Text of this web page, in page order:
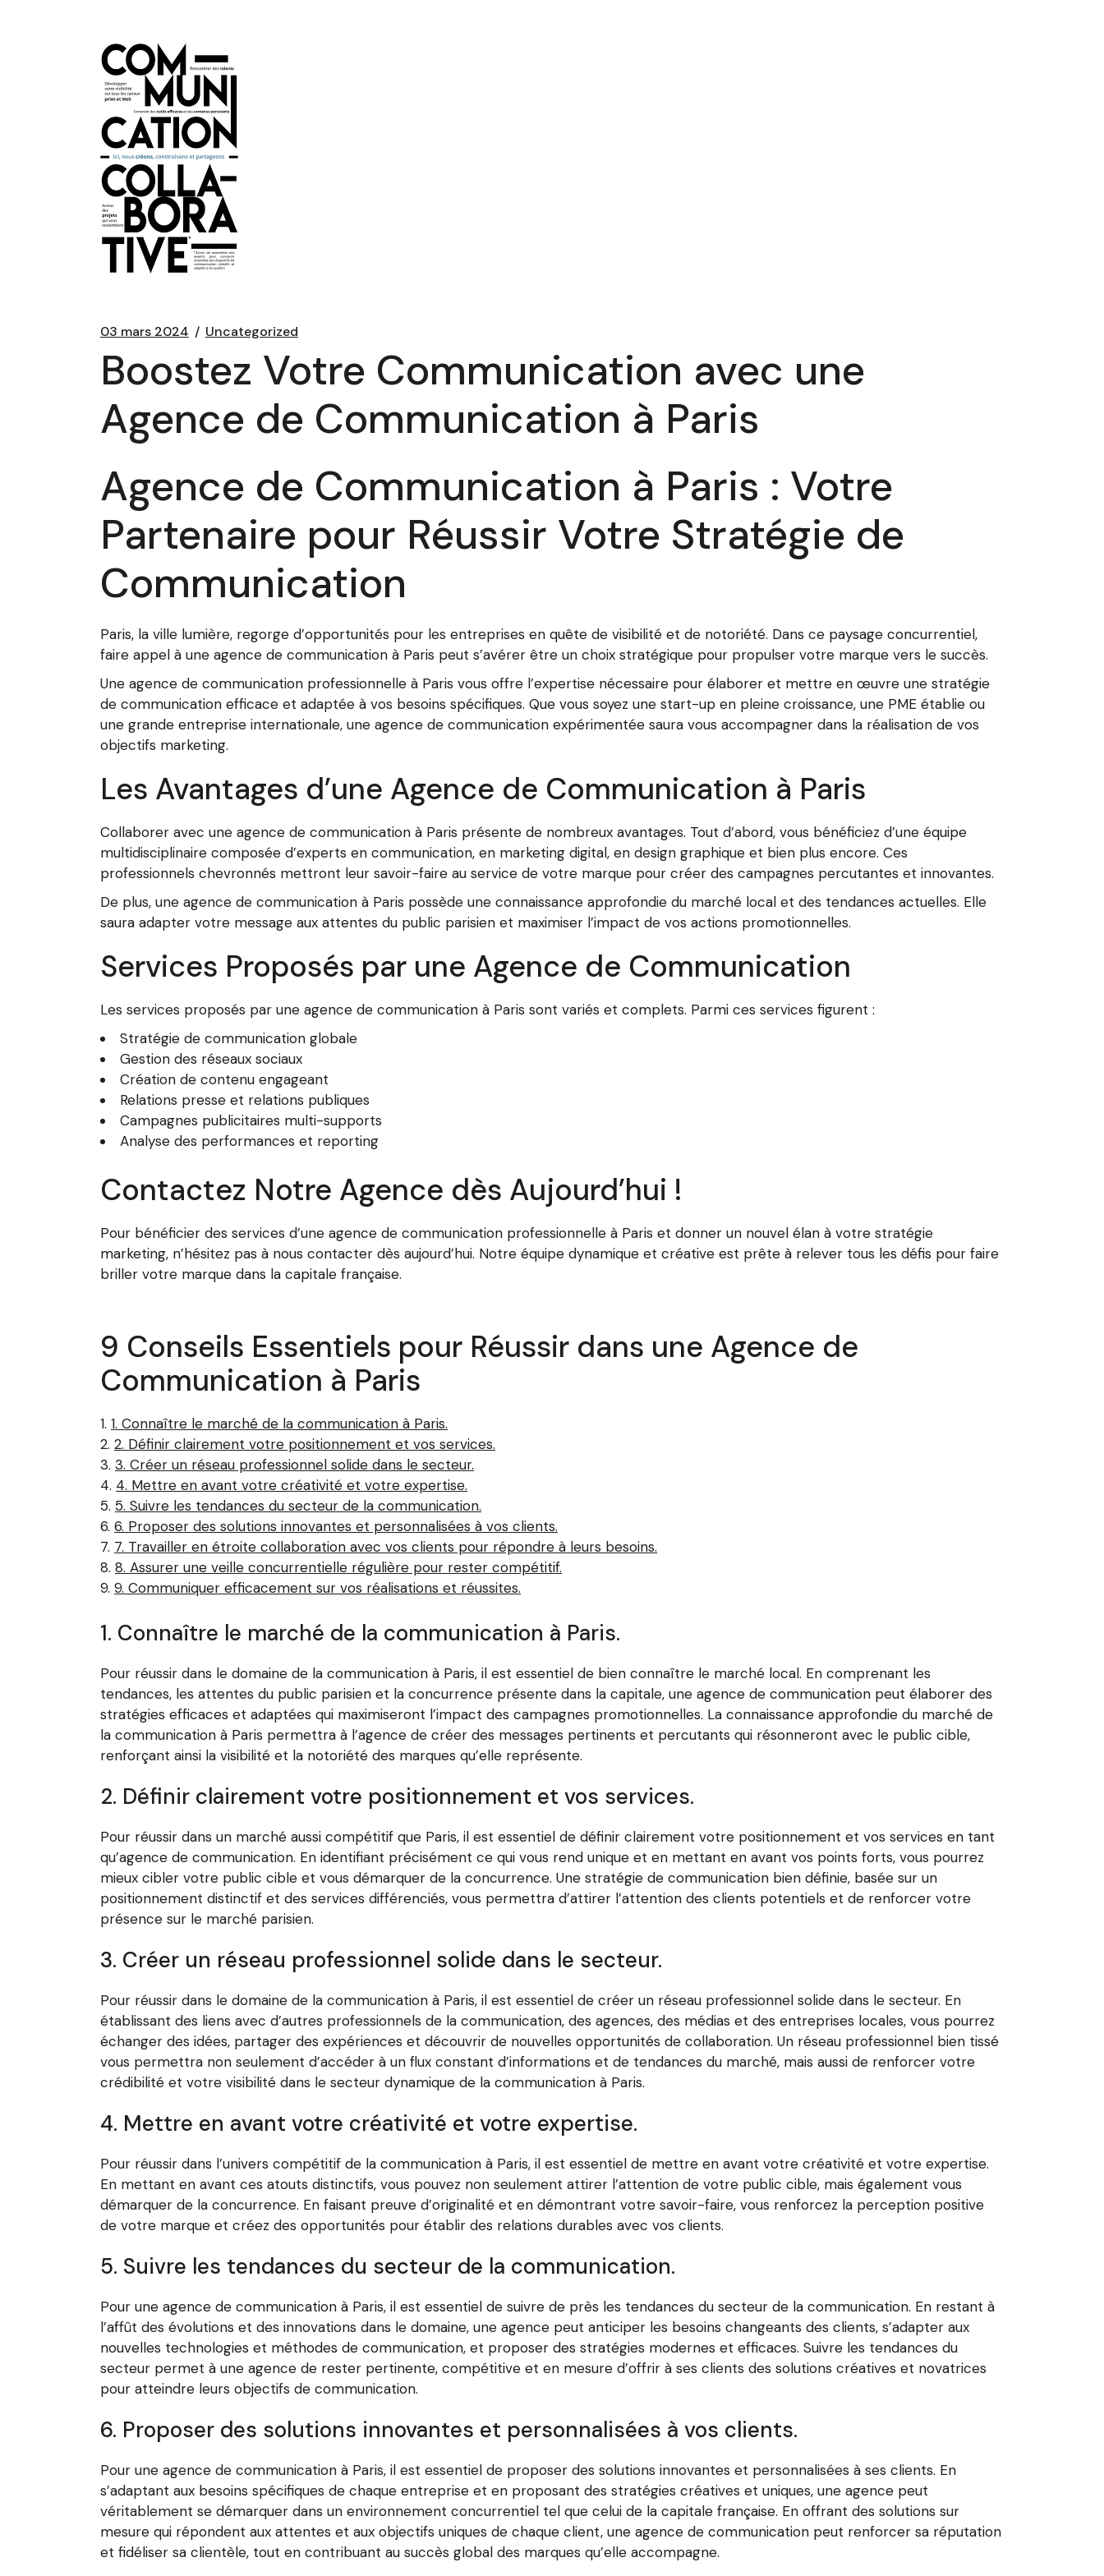
03 mars 2024 Uncategorized
Boostez Votre Communication avec une
Agence de Communication à Paris
Agence de Communication à Paris : Votre
Partenaire pour Réussir Votre Stratégie de
Communication
Paris, la ville lumière, regorge d’opportunités pour les entreprises en quête de visibilité et de notoriété. Dans ce paysage concurrentiel,
faire appel à une agence de communication à Paris peut s’avérer être un choix stratégique pour propulser votre marque vers le succès.
Une agence de communication professionnelle à Paris vous offre l’expertise nécessaire pour élaborer et mettre en œuvre une stratégie
de communication efficace et adaptée à vos besoins spécifiques. Que vous soyez une start-up en pleine croissance, une PME établie ou
une grande entreprise internationale, une agence de communication expérimentée saura vous accompagner dans la réalisation de vos
objectifs marketing.
Les Avantages d’une Agence de Communication à Paris
Collaborer avec une agence de communication à Paris présente de nombreux avantages. Tout d’abord, vous bénéficiez d’une équipe
multidisciplinaire composée d’experts en communication, en marketing digital, en design graphique et bien plus encore. Ces
professionnels chevronnés mettront leur savoir-faire au service de votre marque pour créer des campagnes percutantes et innovantes.
De plus, une agence de communication à Paris possède une connaissance approfondie du marché local et des tendances actuelles. Elle
saura adapter votre message aux attentes du public parisien et maximiser l’impact de vos actions promotionnelles.
Services Proposés par une Agence de Communication
Les services proposés par une agence de communication à Paris sont variés et complets. Parmi ces services figurent :
Stratégie de communication globale
Gestion des réseaux sociaux
Création de contenu engageant
Relations presse et relations publiques
Campagnes publicitaires multi-supports
Analyse des performances et reporting
Contactez Notre Agence dès Aujourd’hui !
Pour bénéficier des services d’une agence de communication professionnelle à Paris et donner un nouvel élan à votre stratégie
marketing, n’hésitez pas à nous contacter dès aujourd’hui. Notre équipe dynamique et créative est prête à relever tous les défis pour faire
briller votre marque dans la capitale française.
9 Conseils Essentiels pour Réussir dans une Agence de
Communication à Paris
1. Connaître le marché de la communication à Paris.
2. Définir clairement votre positionnement et vos services.
3. Créer un réseau professionnel solide dans le secteur.
4. Mettre en avant votre créativité et votre expertise.
5. Suivre les tendances du secteur de la communication.
6. Proposer des solutions innovantes et personnalisées à vos clients.
7. Travailler en étroite collaboration avec vos clients pour répondre à leurs besoins.
8. Assurer une veille concurrentielle régulière pour rester compétitif.
9. Communiquer efficacement sur vos réalisations et réussites.
1. Connaître le marché de la communication à Paris.
Pour réussir dans le domaine de la communication à Paris, il est essentiel de bien connaître le marché local. En comprenant les
tendances, les attentes du public parisien et la concurrence présente dans la capitale, une agence de communication peut élaborer des
stratégies efficaces et adaptées qui maximiseront l’impact des campagnes promotionnelles. La connaissance approfondie du marché de
la communication à Paris permettra à l’agence de créer des messages pertinents et percutants qui résonneront avec le public cible,
renforçant ainsi la visibilité et la notoriété des marques qu’elle représente.
2. Définir clairement votre positionnement et vos services.
Pour réussir dans un marché aussi compétitif que Paris, il est essentiel de définir clairement votre positionnement et vos services en tant
qu’agence de communication. En identifiant précisément ce qui vous rend unique et en mettant en avant vos points forts, vous pourrez
mieux cibler votre public cible et vous démarquer de la concurrence. Une stratégie de communication bien définie, basée sur un
positionnement distinctif et des services différenciés, vous permettra d’attirer l’attention des clients potentiels et de renforcer votre
présence sur le marché parisien.
3. Créer un réseau professionnel solide dans le secteur.
Pour réussir dans le domaine de la communication à Paris, il est essentiel de créer un réseau professionnel solide dans le secteur. En
établissant des liens avec d’autres professionnels de la communication, des agences, des médias et des entreprises locales, vous pourrez
échanger des idées, partager des expériences et découvrir de nouvelles opportunités de collaboration. Un réseau professionnel bien tissé
vous permettra non seulement d’accéder à un flux constant d’informations et de tendances du marché, mais aussi de renforcer votre
crédibilité et votre visibilité dans le secteur dynamique de la communication à Paris.
4. Mettre en avant votre créativité et votre expertise.
Pour réussir dans l’univers compétitif de la communication à Paris, il est essentiel de mettre en avant votre créativité et votre expertise.
En mettant en avant ces atouts distinctifs, vous pouvez non seulement attirer l’attention de votre public cible, mais également vous
démarquer de la concurrence. En faisant preuve d’originalité et en démontrant votre savoir-faire, vous renforcez la perception positive
de votre marque et créez des opportunités pour établir des relations durables avec vos clients.
5. Suivre les tendances du secteur de la communication.
Pour une agence de communication à Paris, il est essentiel de suivre de près les tendances du secteur de la communication. En restant à
l’affût des évolutions et des innovations dans le domaine, une agence peut anticiper les besoins changeants des clients, s’adapter aux
nouvelles technologies et méthodes de communication, et proposer des stratégies modernes et efficaces. Suivre les tendances du
secteur permet à une agence de rester pertinente, compétitive et en mesure d’offrir à ses clients des solutions créatives et novatrices
pour atteindre leurs objectifs de communication.
6. Proposer des solutions innovantes et personnalisées à vos clients.
Pour une agence de communication à Paris, il est essentiel de proposer des solutions innovantes et personnalisées à ses clients. En
s’adaptant aux besoins spécifiques de chaque entreprise et en proposant des stratégies créatives et uniques, une agence peut
véritablement se démarquer dans un environnement concurrentiel tel que celui de la capitale française. En offrant des solutions sur
mesure qui répondent aux attentes et aux objectifs uniques de chaque client, une agence de communication peut renforcer sa réputation
et fidéliser sa clientèle, tout en contribuant au succès global des marques qu’elle accompagne.